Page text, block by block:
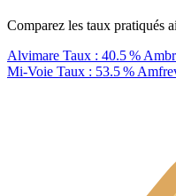
Comparez les taux pratiqués
Alvimare Taux : 40.5 %
Mi-Voie Taux : 53.5 %